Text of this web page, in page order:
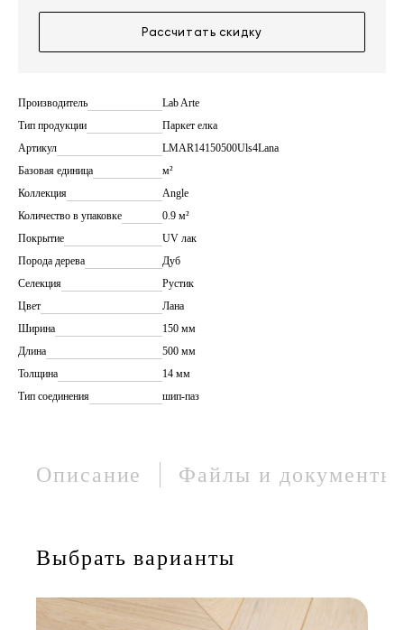
Рассчитать скидку
Производитель
Lab Arte
Тип продукции
Паркет елка
Артикул
LMAR14150500Uls4Lana
Базовая единица
м²
Коллекция
Angle
Количество в упаковке
0.9 м²
Покрытие
UV лак
Порода дерева
Дуб
Селекция
Рустик
Цвет
Лана
Ширина
150 мм
Длина
500 мм
Толщина
14 мм
Тип соединения
шип-паз
Описание Файлы и документы
Выбрать варианты